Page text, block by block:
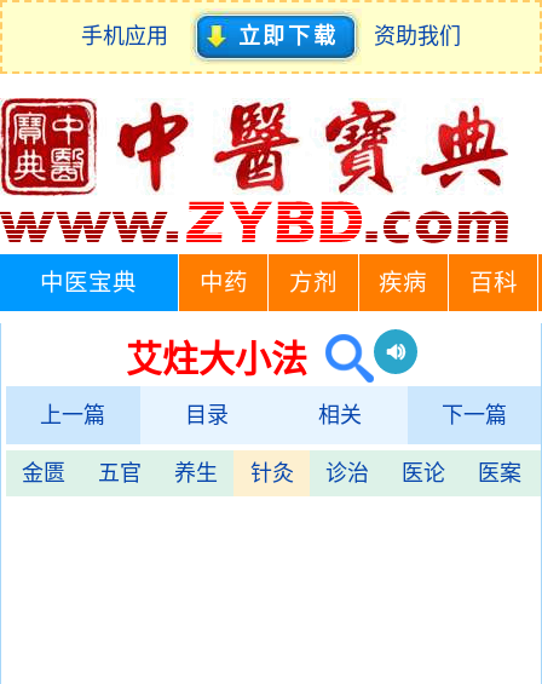
手机应用 立即下载 资助我们
中医宝典 中药 方剂 疾病 百科
艾炷大小法
上一篇 目录 相关 下一篇
金匮 五官 养生 针灸 诊治 医论 医案